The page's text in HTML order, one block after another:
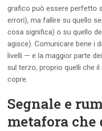
grafico può essere perfetto
errori), ma fallire su quello
cosa significa) o su quello
agisce). Comunicare bene i
livelli — e la maggior parte
sul terzo, proprio quelli che
copre.
Segnale e
metafora che